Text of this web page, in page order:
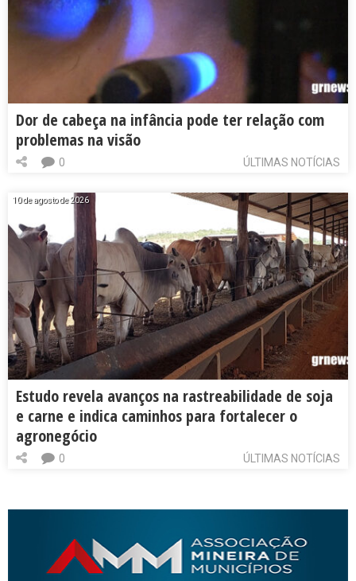
Dor de cabeça na infância pode ter relação com
problemas na visão
ÚLTIMAS NOTÍCIAS
0
10 de agosto de 2026
Estudo revela avanços na rastreabilidade de soja
e carne e indica caminhos para fortalecer o
agronegócio
ÚLTIMAS NOTÍCIAS
0